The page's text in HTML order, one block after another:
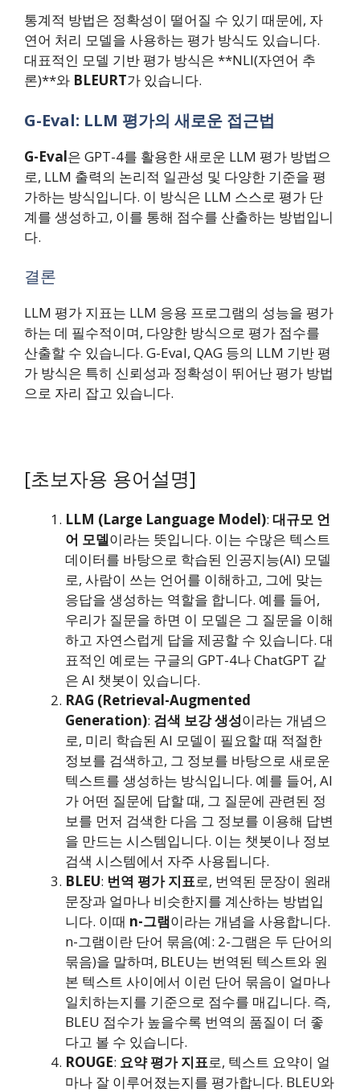
통계적 방법은 정확성이 떨어질 수 있기 때문에, 자
연어 처리 모델을 사용하는 평가 방식도 있습니다.
대표적인 모델 기반 평가 방식은 **NLI(자연어 추
론)**와 BLEURT가 있습니다.
G-Eval: LLM 평가의 새로운 접근법
G-Eval은 GPT-4를 활용한 새로운 LLM 평가 방법으
로, LLM 출력의 논리적 일관성 및 다양한 기준을 평
가하는 방식입니다. 이 방식은 LLM 스스로 평가 단
계를 생성하고, 이를 통해 점수를 산출하는 방법입니
다.
결론
LLM 평가 지표는 LLM 응용 프로그램의 성능을 평가
하는 데 필수적이며, 다양한 방식으로 평가 점수를
산출할 수 있습니다. G-Eval, QAG 등의 LLM 기반 평
가 방식은 특히 신뢰성과 정확성이 뛰어난 평가 방법
으로 자리 잡고 있습니다.
[초보자용 용어설명]
LLM (Large Language Model): 대규모 언
어 모델이라는 뜻입니다. 이는 수많은 텍스트
데이터를 바탕으로 학습된 인공지능(AI) 모델
로, 사람이 쓰는 언어를 이해하고, 그에 맞는
응답을 생성하는 역할을 합니다. 예를 들어,
우리가 질문을 하면 이 모델은 그 질문을 이해
하고 자연스럽게 답을 제공할 수 있습니다. 대
표적인 예로는 구글의 GPT-4나 ChatGPT 같
은 AI 챗봇이 있습니다.
RAG (Retrieval-Augmented
Generation): 검색 보강 생성이라는 개념으
로, 미리 학습된 AI 모델이 필요할 때 적절한
정보를 검색하고, 그 정보를 바탕으로 새로운
텍스트를 생성하는 방식입니다. 예를 들어, AI
가 어떤 질문에 답할 때, 그 질문에 관련된 정
보를 먼저 검색한 다음 그 정보를 이용해 답변
을 만드는 시스템입니다. 이는 챗봇이나 정보
검색 시스템에서 자주 사용됩니다.
BLEU: 번역 평가 지표로, 번역된 문장이 원래
문장과 얼마나 비슷한지를 계산하는 방법입
니다. 이때 n-그램이라는 개념을 사용합니다.
n-그램이란 단어 묶음(예: 2-그램은 두 단어의
묶음)을 말하며, BLEU는 번역된 텍스트와 원
본 텍스트 사이에서 이런 단어 묶음이 얼마나
일치하는지를 기준으로 점수를 매깁니다. 즉,
BLEU 점수가 높을수록 번역의 품질이 더 좋
다고 볼 수 있습니다.
ROUGE: 요약 평가 지표로, 텍스트 요약이 얼
마나 잘 이루어졌는지를 평가합니다. BLEU와